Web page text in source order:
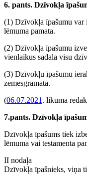
6. pants. Dzīvokļa
(1) Dzīvokļa īpašumu var
lēmuma pamata.
(2) Dzīvokļa īpašumu
vienlaikus sadala visu
(3) Dzīvokļu īpašumu
zemesgrāmatā.
(06.07.2021 . likuma
7.pants. Dzīvokļa
Dzīvokļa īpašums tiek
lēmuma vai testamenta
II nodaļa
Dzīvokļa īpašnieks, viņa